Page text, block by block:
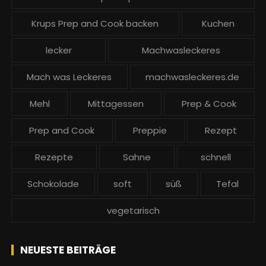
Krups Prep and Cook backen Kuchen
lecker Machwasleckeres
Mach was Leckeres machwasleckeres.de
Mehl Mittagessen Prep & Cook
Prep and Cook Preppie Rezept
Rezepte Sahne schnell
Schokolade soft süß Tefal
vegetarisch
NEUESTE BEITRÄGE